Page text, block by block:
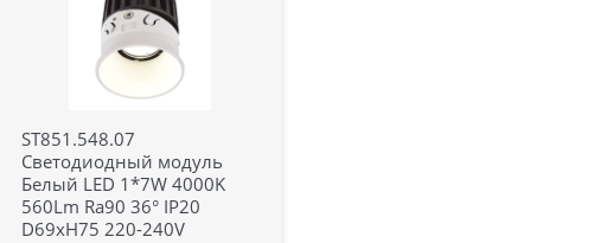
ST851.548.07
Светодиодный модуль
Белый LED 1*7W 4000K
560Lm Ra90 36° IP20
D69xH75 220-240V